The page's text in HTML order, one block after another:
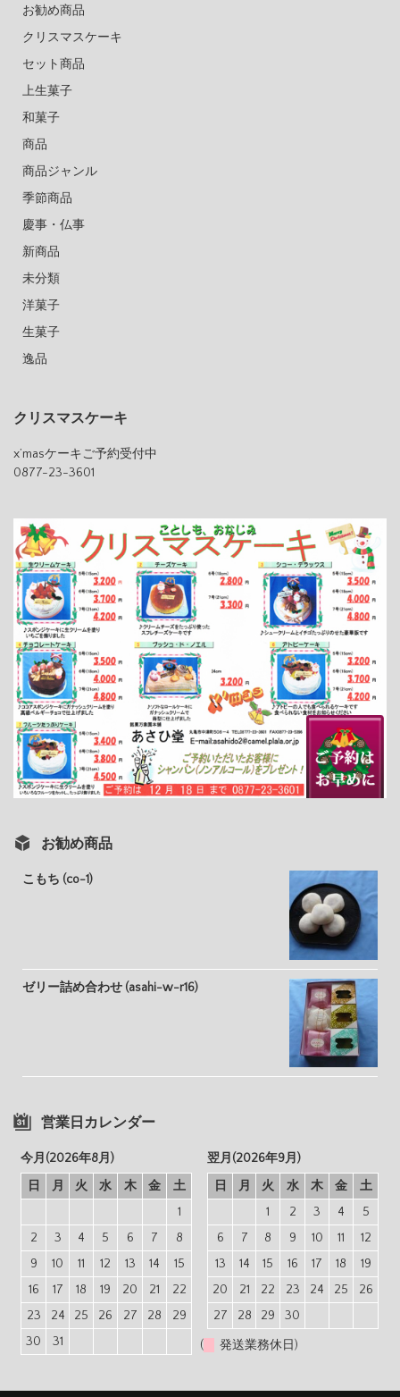
お勧め商品
クリスマスケーキ
セット商品
上生菓子
和菓子
商品
商品ジャンル
季節商品
慶事・仏事
新商品
未分類
洋菓子
生菓子
逸品
クリスマスケーキ
x’masケーキご予約受付中
0877-23-3601
お勧め商品
こもち (co-1)
ゼリー詰め合わせ (asahi-w-r16)
営業日カレンダー
今月(2026年8月)
日
月 火 水 木 金
土
1
2
3 4 5 6 7
8
9
10 11 12 13 14
15
16
17 18 19 20 21
22
23
24 25 26 27 28
29
30
31
翌月(2026年9月)
日
月 火 水 木 金
土
1
2 3 4
5
6
7 8 9 10 11
12
13
14 15 16 17 18
19
20
21 22 23 24 25
26
27
28 29 30
( 発送業務休日)